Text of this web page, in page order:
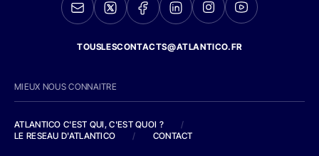
TOUSLESCONTACTS@ATLANTICO.FR
MIEUX NOUS CONNAITRE
ATLANTICO C'EST QUI, C'EST QUOI ?
/
LE RESEAU D'ATLANTICO
/ CONTACT